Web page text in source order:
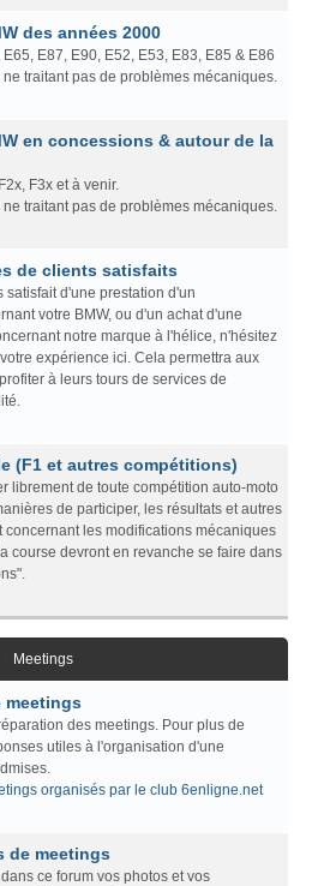
des années 2000
E87, E90, E52, E53, E83, E85 & E86
ne traitant pas de problèmes mécaniques.
en concessions & autour de la
F3x et à venir.
ne traitant pas de problèmes mécaniques.
de clients satisfaits
satisfait d'une prestation d'un
votre BMW, ou d'un achat d'une
notre marque à l'hélice, n'hésitez
expérience ici. Cela permettra aux
à leurs tours de services de
(F1 et autres compétitions)
librement de toute compétition auto-moto
de participer, les résultats et autres
concernant les modifications mécaniques
course devront en revanche se faire dans
Meetings
meetings
des meetings. Pour plus de
utiles à l'organisation d'une
organisés par le club 6enligne.net
de meetings
ce forum vos photos et vos